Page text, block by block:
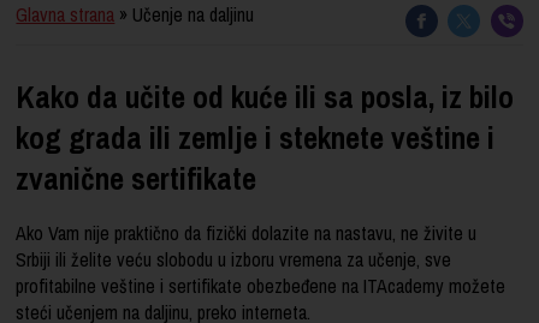
Glavna strana » Učenje na daljinu
Kako da učite od kuće ili sa posla, iz bilo
kog grada ili zemlje i steknete veštine i
zvanične sertifikate
Ako Vam nije praktično da fizički dolazite na nastavu, neživite u
Srbiji ili želite veću slobodu u izboru vremena za učenje, sve
profitabilne veštine i sertifikate obezbeđene na ITAcademy možete
steći učenjem na daljinu, preko interneta.